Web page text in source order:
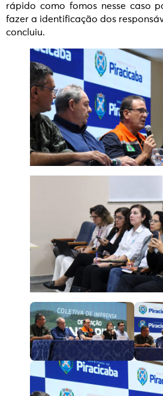
rápido como fomos nesse caso
fazer a identificação dos
concluiu.